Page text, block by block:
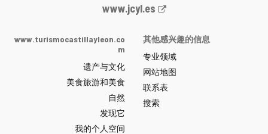
Junta
y
León
网
站
门
户
-
www.jcyl.es
www.turismocastillayleon.co
m
遗产与文化
美食旅游和美食
自然
发现它
我的个人空间
其他感兴趣的信息
专业领域
网站地图
联系表
搜索